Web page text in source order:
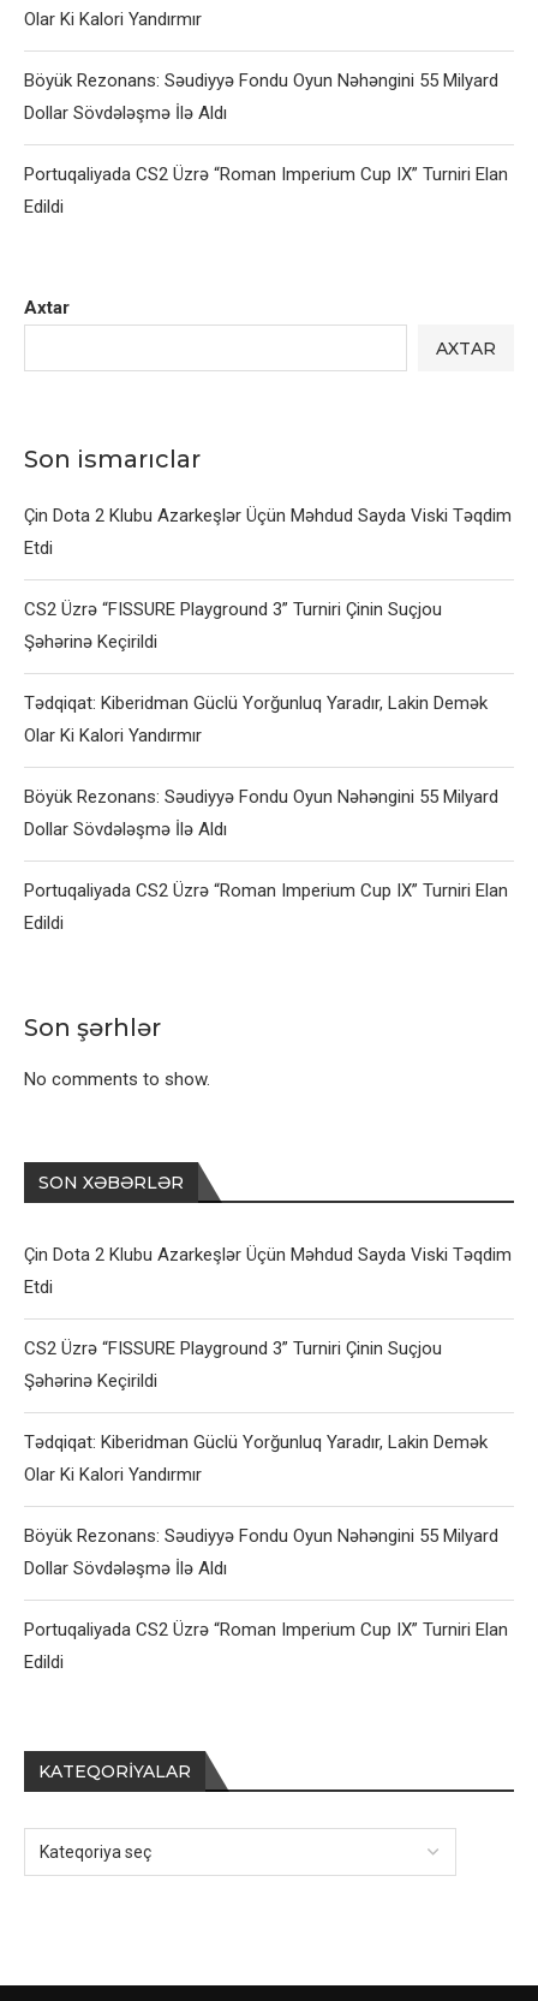
Axtar
AXTAR
Son ismarıclar
Çin Dota 2 Klubu Azarkeşlər Üçün Məhdud Sayda Viski Təqdim
Etdi
CS2 Üzrə “FISSURE Playground 3” Turniri Çinin Suçjou
Şəhərinə Keçirildi
Tədqiqat: Kiberidman Güclü Yorğunluq Yaradır, Lakin Demək
Olar Ki Kalori Yandırmır
Böyük Rezonans: Səudiyyə Fondu Oyun Nəhəngini 55 Milyard
Dollar Sövdələşmə İlə Aldı
Portuqaliyada CS2 Üzrə “Roman Imperium Cup IX” Turniri Elan
Edildi
Son şərhlər
No comments to show.
SON XƏBƏRLƏR
Çin Dota 2 Klubu Azarkeşlər Üçün Məhdud Sayda Viski Təqdim
Etdi
CS2 Üzrə “FISSURE Playground 3” Turniri Çinin Suçjou
Şəhərinə Keçirildi
Tədqiqat: Kiberidman Güclü Yorğunluq Yaradır, Lakin Demək
Olar Ki Kalori Yandırmır
Böyük Rezonans: Səudiyyə Fondu Oyun Nəhəngini 55 Milyard
Dollar Sövdələşmə İlə Aldı
Portuqaliyada CS2 Üzrə “Roman Imperium Cup IX” Turniri Elan
Edildi
KATEQORIYALAR
Olar Ki Kalori Yandırmır
Böyük Rezonans: Səudiyyə Fondu Oyun Nəhəngini 55 Milyard
Dollar Sövdələşmə İlə Aldı
Portuqaliyada CS2 Üzrə “Roman Imperium Cup IX” Turniri Elan
Edildi